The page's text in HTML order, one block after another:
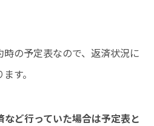
の予定表なので、返済状況に
す。
ど行っていた場合は予定表と